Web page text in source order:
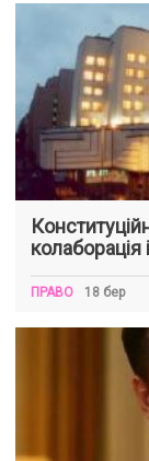
колаборація
ПРАВО 18 бер